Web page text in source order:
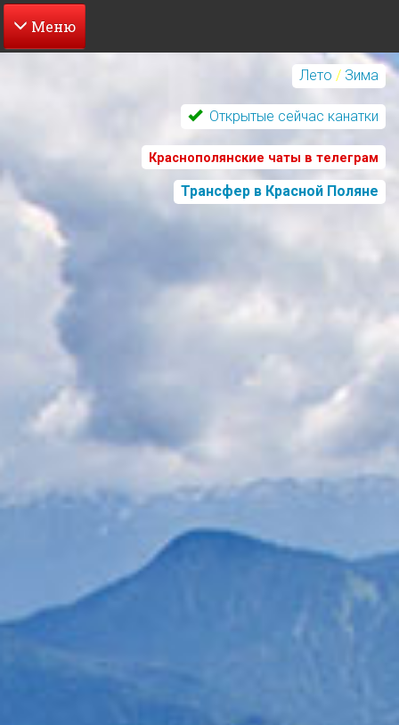
Перейти
Лето / Зима
Открытые сейчас канатки
Краснополянские чаты в телеграм
Трансфер в Красной Поляне